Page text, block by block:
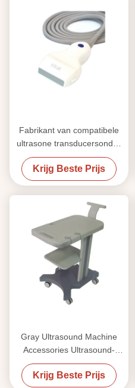
Fabrikant van compatibele
ultrasone transducersondes
voor Philips, GE, Siemens,
Mindray, Aloka en Medison
echografiesystemen
Krijg Beste Prijs
Gray Ultrasound Machine
Accessories Ultrasound-
Scannerabs Medisch
Karretje 11kg
Krijg Beste Prijs